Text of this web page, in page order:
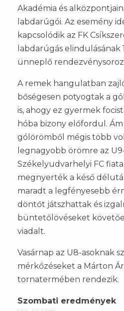
Akadémia és
labdarúgói. Az esemény
kapcsolódik az FK
labdarúgás elindulásának
ünneplő
A remek hangulatban
bőségesen potyogtak a
is, ahogy ez gyermek
hóba bizony előfordul.
gólörömből mégis több
legnagyobb örömre az
Székelyudvarhelyi FC
megnyerték a késő
maradt a legfényesebb
döntőt játszhattak és
büntetőlövéseket
viadalt.
Vasárnap az U8-asoknak
mérkőzéseket a Márton
tornatermében rendezik.
Szombati eredmények